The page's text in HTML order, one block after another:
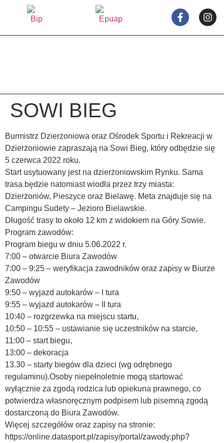
SOWI BIEG
Burmistrz Dzierżoniowa oraz Ośrodek Sportu i Rekreacji w
Dzierżoniowie zapraszają na Sowi Bieg, który odbędzie się
5 czerwca 2022 roku.
Start usytuowany jest na dzierżoniowskim Rynku. Sama
trasa będzie natomiast wiodła przez trzy miasta:
Dzierżoniów, Pieszyce oraz Bielawę. Meta znajduje się na
Campingu Sudety – Jezioro Bielawskie.
Długość trasy to około 12 km z widokiem na Góry Sowie.
Program zawodów:
Program biegu w dniu 5.06.2022 r.
7:00 – otwarcie Biura Zawodów
7:00 – 9:25 – weryfikacja zawodników oraz zapisy w Biurze
Zawodów
9:50 – wyjazd autokarów – I tura
9:55 – wyjazd autokarów – II tura
10:40 – rozgrzewka na miejscu startu,
10:50 – 10:55 – ustawianie się uczestników na starcie,
11:00 – start biegu,
13:00 – dekoracja
13.30 – starty biegów dla dzieci (wg odrębnego
regulaminu).Osoby niepełnoletnie mogą startować
wyłącznie za zgodą rodzica lub opiekuna prawnego, co
potwierdza własnoręcznym podpisem lub pisemną zgodą
dostarczoną do Biura Zawodów.
Więcej szczegółów oraz zapisy na stronie:
https://online.datasport.pl/zapisy/portal/zawody.php?